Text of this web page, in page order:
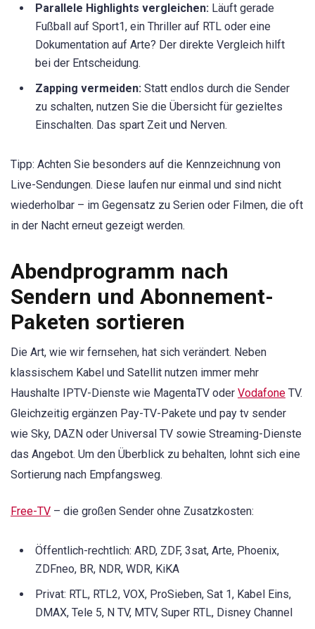
Parallele Highlights vergleichen: Läuft gerade
Fußball auf Sport1, ein Thriller auf RTL oder eine
Dokumentation auf Arte? Der direkte Vergleich hilft
bei der Entscheidung.
Zapping vermeiden: Statt endlos durch die Sender
zu schalten, nutzen Sie die Übersicht für gezieltes
Einschalten. Das spart Zeit und Nerven.
Tipp: Achten Sie besonders auf die Kennzeichnung von
Live-Sendungen. Diese laufen nur einmal und sind nicht
wiederholbar – im Gegensatz zu Serien oder Filmen, die oft
in der Nacht erneut gezeigt werden.
Abendprogramm nach
Sendern und Abonnement-
Paketen sortieren
Die Art, wie wir fernsehen, hat sich verändert. Neben
klassischem Kabel und Satellit nutzen immer mehr
Haushalte IPTV-Dienste wie MagentaTV oder Vodafone TV.
Gleichzeitig ergänzen Pay-TV-Pakete und pay tv sender
wie Sky, DAZN oder Universal TV sowie Streaming-Dienste
das Angebot. Um den Überblick zu behalten, lohnt sich eine
Sortierung nach Empfangsweg.
Free-TV – die großen Sender ohne Zusatzkosten:
Öffentlich-rechtlich: ARD, ZDF, 3sat, Arte, Phoenix,
ZDFneo, BR, NDR, WDR, KiKA
Privat: RTL, RTL2, VOX, ProSieben, Sat 1, Kabel Eins,
DMAX, Tele 5, N TV, MTV, Super RTL, Disney Channel